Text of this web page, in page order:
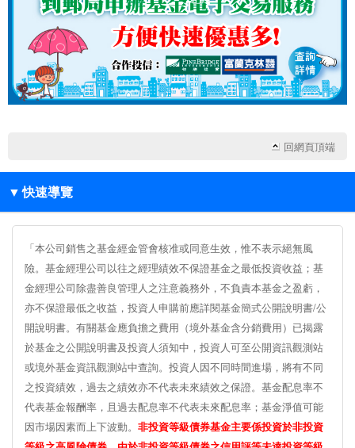
回網頁頂端
▼ 快速導覽
「本公司銷售之基金經金管會核准或同意生效，惟不表示絕無風
險。基金經理公司以往之經理績效不保證基金之最低投資收益；基
金經理公司除盡善良管理人之注意義務外，不負責本基金之盈虧，
亦不保證最低之收益，投資人申購前應詳閱基金簡式公開說明書/公
開說明書。有關基金應負擔之費用（境外基金含分銷費用）已揭露
於基金之公開說明書及投資人須知中，投資人可至公開資訊觀測站
或境外基金資訊觀測站中查詢。投資人因不同時間進場，將有不同
之投資績效，過去之績效亦不代表未來績效之保證。基金配息率不
代表基金報酬率，且過去配息率不代表未來配息率；基金淨值可能
因市場因素而上下波動。 非投資等級債券基金主要係投資於非投資